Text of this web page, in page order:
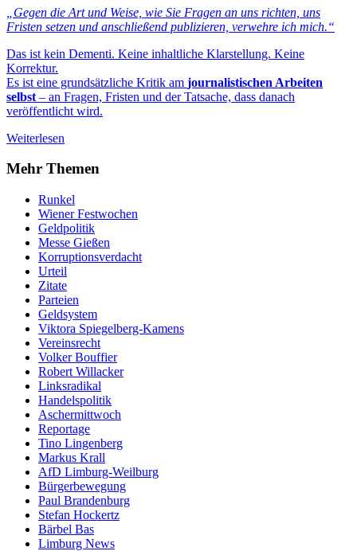
„Gegen die Art und Weise, wie Sie Fragen an uns richten, uns
Fristen setzen und anschließend publizieren, verwehre ich mich.“
Das ist kein Dementi. Keine inhaltliche Klarstellung. Keine
Korrektur.
Es ist eine grundsätzliche Kritik am journalistischen Arbeiten
selbst – an Fragen, Fristen und der Tatsache, dass danach
veröffentlicht wird.
Weiterlesen
Mehr Themen
Runkel
Wiener Festwochen
Geldpolitik
Messe Gießen
Korruptionsverdacht
Urteil
Zitate
Parteien
Geldsystem
Viktora Spiegelberg-Kamens
Vereinsrecht
Volker Bouffier
Robert Willacker
Linksradikal
Handelspolitik
Aschermittwoch
Reportage
Tino Lingenberg
Markus Krall
AfD Limburg-Weilburg
Bürgerbewegung
Paul Brandenburg
Stefan Hockertz
Bärbel Bas
Limburg News